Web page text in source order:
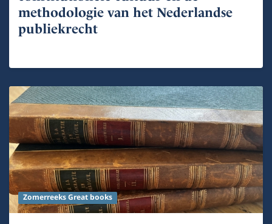
methodologie van het Nederlandse
publiekrecht
Zomerreeks Great books